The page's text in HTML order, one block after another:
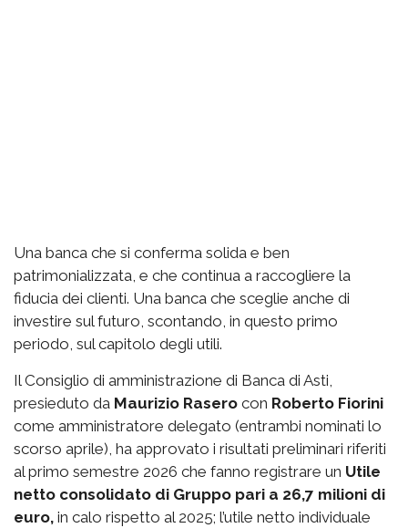
Una banca che si conferma solida e ben
patrimonializzata, e che continua a raccogliere la
fiducia dei clienti. Una banca che sceglie anche di
investire sul futuro, scontando, in questo primo
periodo, sul capitolo degli utili.
Il Consiglio di amministrazione di Banca di Asti,
presieduto da Maurizio Rasero con Roberto Fiorini
come amministratore delegato (entrambi nominati lo
scorso aprile), ha approvato i risultati preliminari riferiti
al primo semestre 2026 che fanno registrare un Utile
netto consolidato di Gruppo pari a 26,7 milioni di
euro, in calo rispetto al 2025; l’utile netto individuale